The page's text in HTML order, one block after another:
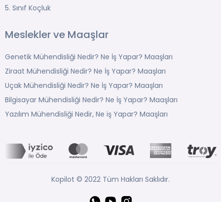
5. Sınıf Koçluk
Meslekler ve Maaşlar
Genetik Mühendisliği Nedir? Ne İş Yapar? Maaşları
Ziraat Mühendisliği Nedir? Ne İş Yapar? Maaşları
Uçak Mühendisliği Nedir? Ne İş Yapar? Maaşları
Bilgisayar Mühendisliği Nedir? Ne İş Yapar? Maaşları
Yazılım Mühendisliği Nedir, Ne iş Yapar? Maaşları
Kopilot © 2022 Tüm Hakları Saklıdır.